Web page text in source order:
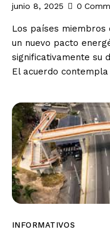
junio 8, 2025 0
Los países
un nuevo pacto
significativamente su
El acuerdo
INFORMATIVOS